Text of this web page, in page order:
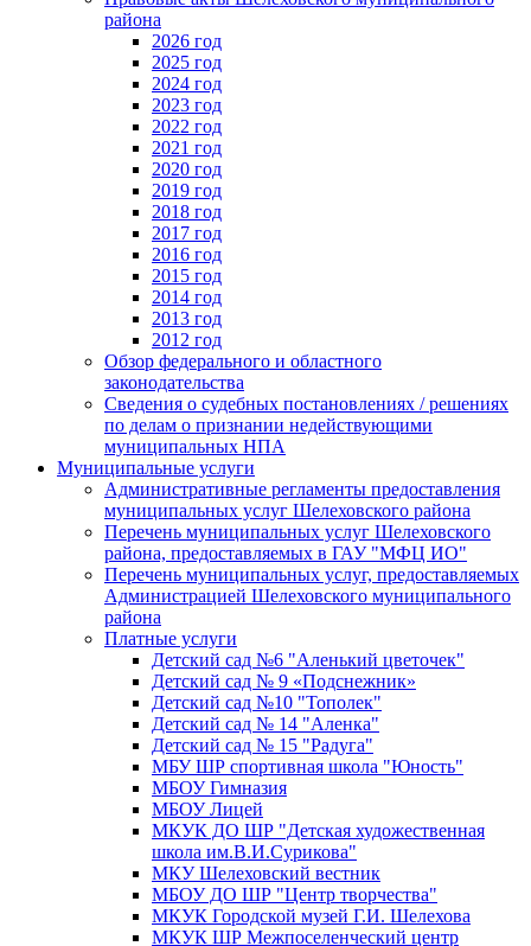
района
2026 год
2025 год
2024 год
2023 год
2022 год
2021 год
2020 год
2019 год
2018 год
2017 год
2016 год
2015 год
2014 год
2013 год
2012 год
Обзор федерального и областного
законодательства
Сведения о судебных постановлениях / решениях
по делам о признании недействующими
муниципальных НПА
Муниципальные услуги
Административные регламенты предоставления
муниципальных услуг Шелеховского района
Перечень муниципальных услуг Шелеховского
района, предоставляемых в ГАУ "МФЦ ИО"
Перечень муниципальных услуг, предоставляемых
Администрацией Шелеховского муниципального
района
Платные услуги
Детский сад №6 "Аленький цветочек"
Детский сад № 9 «Подснежник»
Детский сад №10 "Тополек"
Детский сад № 14 "Аленка"
Детский сад № 15 "Радуга"
МБУ ШР спортивная школа "Юность"
МБОУ Гимназия
МБОУ Лицей
МКУК ДО ШР "Детская художественная
школа им.В.И.Сурикова"
МКУ Шелеховский вестник
МБОУ ДО ШР "Центр творчества"
МКУК Городской музей Г.И. Шелехова
МКУК ШР Межпоселенческий центр